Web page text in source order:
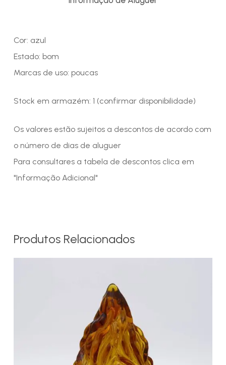
Cor: azul
Estado: bom
Marcas de uso: poucas
Stock em armazém: 1 (confirmar disponibilidade)
Os valores estão sujeitos a descontos de acordo com
o número de dias de aluguer
Para consultares a tabela de descontos clica em
"Informação Adicional"
Produtos Relacionados